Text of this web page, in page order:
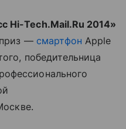
Hi-Tech.Mail.Ru 2014»
— смартфон Apple
победительница